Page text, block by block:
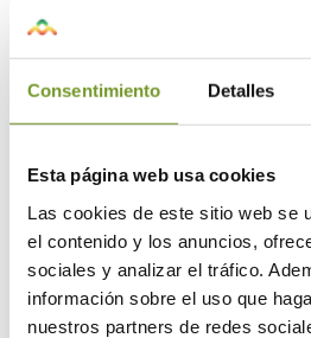
Consentimiento Detalles
Esta página web usa cookies
Las cookies de este sitio web se
el contenido y los anuncios,
sociales y analizar el tráfico.
información sobre el uso que
nuestros partners de redes
La Oficina de
servicios de
al 25 de agosto,
correo electrónico de
atención presencial y
suspendida durante